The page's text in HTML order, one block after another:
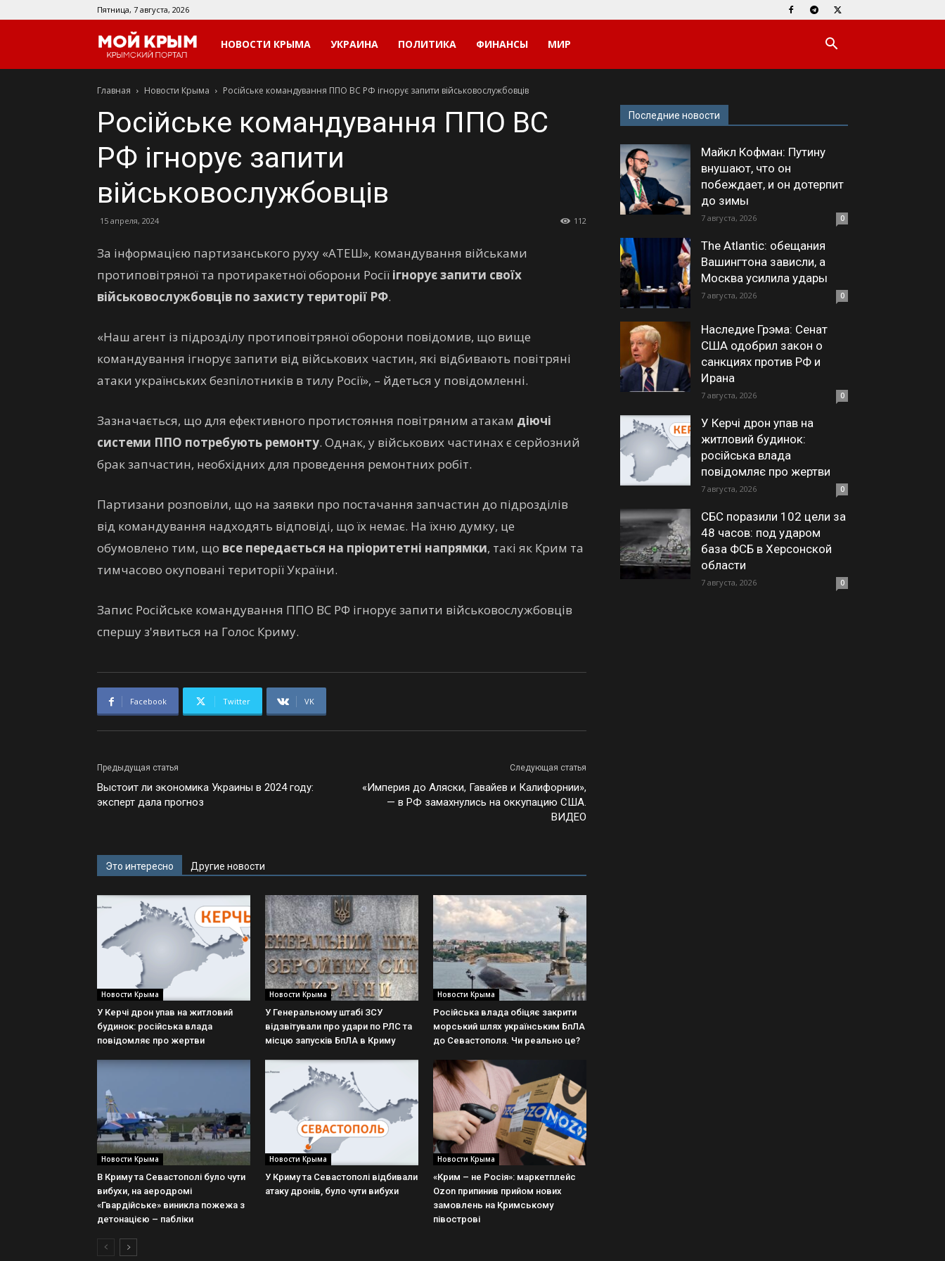
Пятница, 7 августа, 2026
Мой
Крым
НОВОСТИ КРЫМА УКРАИНА ПОЛИТИКА ФИНАНСЫ МИР
Главная Новости Крыма Російське командування ППО ВС РФ ігнорує запити військовослужбовців
Російське командування ППО ВС
РФ ігнорує запити
військовослужбовців
15 апреля, 2024 112
За інформацією партизанського руху «АТЕШ», командування військами
протиповітряної та протиракетної оборони Росії ігнорує запити своїх
військовослужбовців по захисту території РФ.
«Наш агент із підрозділу протиповітряної оборони повідомив, що вище
командування ігнорує запити від військових частин, які відбивають повітряні
атаки українських безпілотників в тилу Росії», – йдеться у повідомленні.
Зазначається, що для ефективного протистояння повітряним атакам діючі
системи ППО потребують ремонту. Однак, у військових частинах є серйозний
брак запчастин, необхідних для проведення ремонтних робіт.
Партизани розповіли, що на заявки про постачання запчастин до підрозділів
від командування надходять відповіді, що їх немає. На їхню думку, це
обумовлено тим, що все передається на пріоритетні напрямки, такі як Крим та
тимчасово окуповані території України.
Запис Російське командування ППО ВС РФ ігнорує запити військовослужбовців
спершу з'явиться на Голос Криму.
Facebook Twitter VK
Предыдущая статья
Выстоит ли экономика Украины в 2024 году:
эксперт дала прогноз
Следующая статья
«Империя до Аляски, Гавайев и Калифорнии»,
— в РФ замахнулись на оккупацию США.
ВИДЕО
Это интересно Другие новости
Новости Крыма
У Керчі дрон упав на житловий
будинок: російська влада
повідомляє про жертви
Новости Крыма
У Генеральному штабі ЗСУ
відзвітували про удари по РЛС та
місцю запусків БпЛА в Криму
Новости Крыма
Російська влада обіцяє закрити
морський шлях українським БпЛА
до Севастополя. Чи реально це?
Новости Крыма
В Криму та Севастополі було чути
вибухи, на аеродромі
«Гвардійське» виникла пожежа з
детонацією – пабліки
Новости Крыма
У Криму та Севастополі відбивали
атаку дронів, було чути вибухи
Новости Крыма
«Крим – не Росія»: маркетплейс
Ozon припинив прийом нових
замовлень на Кримському
півострові
Последние новости
Майкл Кофман: Путину
внушают, что он
побеждает, и он дотерпит
до зимы
7 августа, 2026 0
The Atlantic: обещания
Вашингтона зависли, а
Москва усилила удары
7 августа, 2026 0
Наследие Грэма: Сенат
США одобрил закон о
санкциях против РФ и
Ирана
7 августа, 2026 0
У Керчі дрон упав на
житловий будинок:
російська влада
повідомляє про жертви
7 августа, 2026 0
СБС поразили 102 цели за
48 часов: под ударом
база ФСБ в Херсонской
области
7 августа, 2026 0